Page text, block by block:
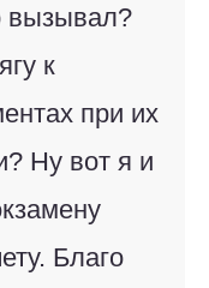
вызывал?
к
при их
Ну вот я и
Благо